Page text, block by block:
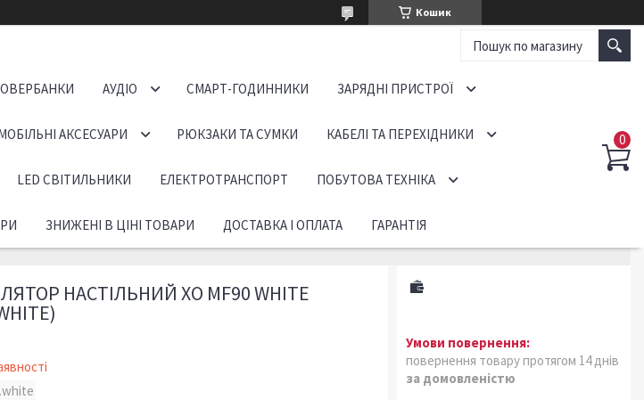
Кошик
АУДІО СМАРТ-ГОДИННИКИ ЗАРЯДНІ ПРИСТРОЇ
АКСЕСУАРИ РЮКЗАКИ ТА СУМКИ КАБЕЛІ ТА ПЕРЕХІДНИКИ
LED СВІТИЛЬНИКИ ЕЛЕКТРОТРАНСПОРТ ПОБУТОВА ТЕХНІКА
ЗНИЖЕНІ В ЦІНІ ТОВАРИ ДОСТАВКА І ОПЛАТА ГАРАНТІЯ
НАСТІЛЬНИЙ XO MF90 WHITE
повернення товару протягом 14 днів
за домовленістю